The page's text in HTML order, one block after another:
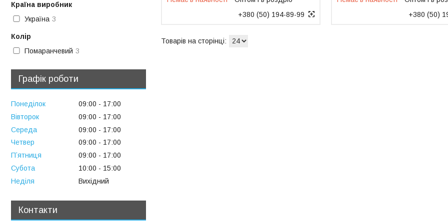
+380 (50) 194-89-99
+380 (50)
Країна виробник
Україна 3
Колір
Помаранчевий 3
Графік роботи
Понеділок 09:00
17:00
Вівторок
09:00
17:00
Середа
09:00
17:00
Четвер
09:00
17:00
Пʼятниця
09:00
17:00
Субота
10:00
15:00
Неділя
Вихідний
Контакти